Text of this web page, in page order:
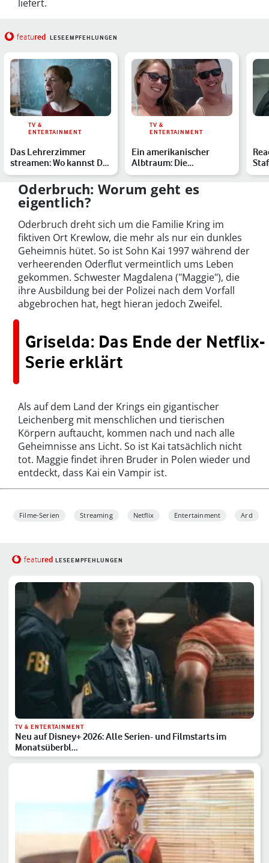
liefert.
featured LESEEMPFEHLUNGEN
TV &
ENTERTAINMENT
Das Lehrerzimmer
streamen: Wo kannst Du
den Oscar-Film sehen?
TV &
ENTERTAINMENT
Ein amerikanischer
Albtraum: Die
schockierende wahre
Geschichte h…
Oderbruch: Worum geht es
eigentlich?
Oderbruch dreht sich um die Familie Kring im
fiktiven Ort Krewlow, die mehr als nur ein dunkles
Geheimnis hütet. So ist Sohn Kai 1997 während der
verheerenden Oderflut vermeintlich ums Leben
gekommen. Schwester Magdalena ("Maggie"), die
ihre Ausbildung bei der Polizei nach dem Vorfall
abgebrochen hat, hegt hieran jedoch Zweifel.
Griselda: Das Ende der Netflix-
Serie erklärt
Als auf dem Land der Krings ein gigantischer
Leichenberg mit menschlichen und tierischen
Körpern auftaucht, kommen nach und nach alle
Geheimnisse ans Licht. So ist Kai tatsächlich nicht
tot. Maggie findet ihren Bruder in Polen wieder und
entdeckt, dass Kai ein Vampir ist.
Filme-Serien Streaming Netflix Entertainment Ard
featured LESEEMPFEHLUNGEN
TV & ENTERTAINMENT
Neu auf Disney+ 2026: Alle Serien- und Filmstarts im
Monatsüberbl…